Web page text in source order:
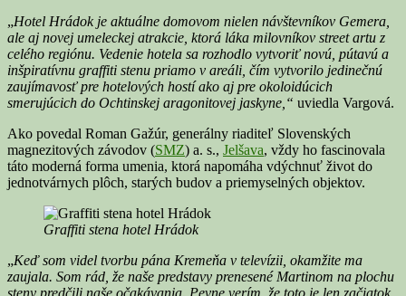
„Hotel Hrádok je aktuálne domovom nielen návštevníkov Gemera,
ale aj novej umeleckej atrakcie, ktorá láka milovníkov street artu z
celého regiónu. Vedenie hotela sa rozhodlo vytvoriť novú, pútavú a
inšpiratívnu graffiti stenu priamo v areáli, čím vytvorilo jedinečnú
zaujímavosť pre hotelových hostí ako aj pre okoloidúcich
smerujúcich do Ochtinskej aragonitovej jaskyne,“ uviedla Vargová.
Ako povedal Roman Gažúr, generálny riaditeľ Slovenských
magnezitových závodov (SMZ) a. s., Jelšava, vždy ho fascinovala
táto moderná forma umenia, ktorá napomáha vdýchnuť život do
jednotvárnych plôch, starých budov a priemyselných objektov.
Graffiti stena hotel Hrádok
„Keď som videl tvorbu pána Kremeňa v televízii, okamžite ma
zaujala. Som rád, že naše predstavy prenesené Martinom na plochu